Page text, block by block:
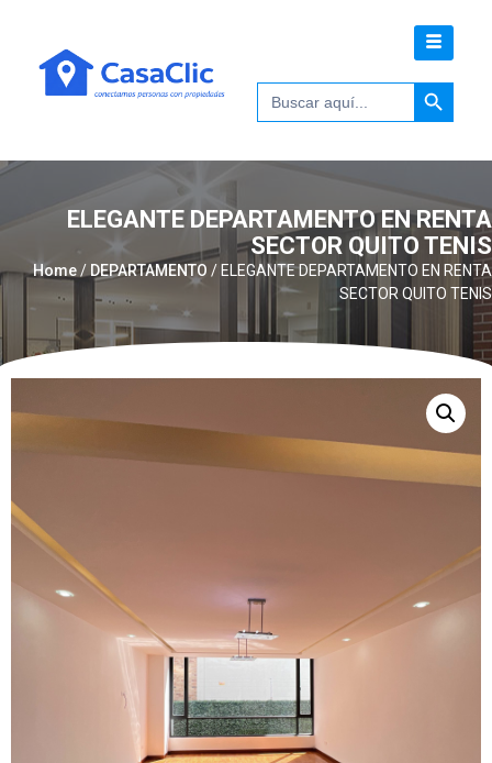
Buscar: Botón de
ELEGANTE DEPARTAMENTO EN RENTA
SECTOR QUITO TENIS
Home/ DEPARTAMENTO / ELEGANTE DEPARTAMENTO EN RENTA
SECTOR QUITO TENIS